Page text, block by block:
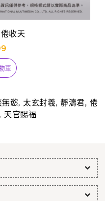
收天
車
無慾, 太玄封羲, 靜濤君, 倦
, 天官賜福